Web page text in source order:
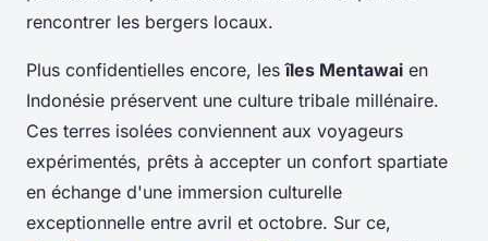
rencontrer les bergers locaux.
Plus confidentielles encore, lesîles Mentawai en
Indonésie préservent une culture tribale millénaire.
Ces terres isolées conviennent aux voyageurs
expérimentés, prêts à accepter un confort spartiate
en échange d'une immersion culturelle
exceptionnelle entre avril et octobre. Sur ce,